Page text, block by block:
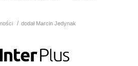
/ dodał Marcin Jedynak